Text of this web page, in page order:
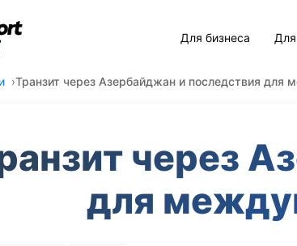
Для бизнеса
Транзит через Азербайджан и последствия для
через
для